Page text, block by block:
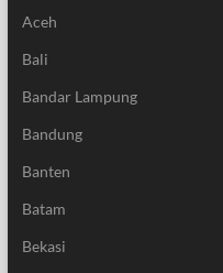
Aceh
Bali
Bandar Lampung
Bandung
Banten
Batam
Bekasi